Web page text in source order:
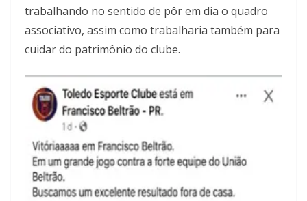
trabalhando no sentido de pôr em dia o quadro
associativo, assim como trabalharia também para
cuidar do patrimônio do clube.